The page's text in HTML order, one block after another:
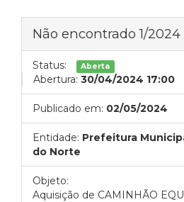
Não encontrado 1/2024
Status: Aberta
Abertura: 30/04/2024 17:00
Publicado em: 02/05/2024
Entidade: Prefeitura
do Norte
Objeto:
Aquisição de CAMINHÃO